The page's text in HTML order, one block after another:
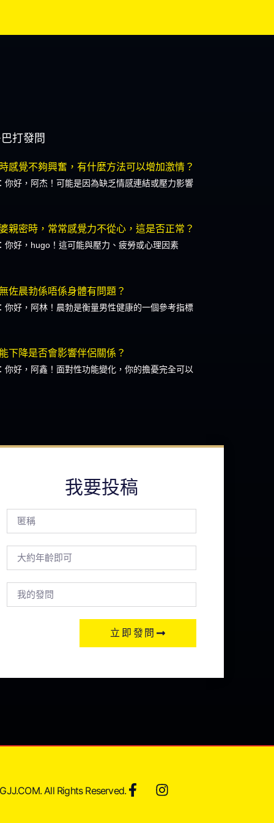
打發問
感覺不夠興奮，有什麼方法可以增加激情？
你好，阿杰！可能是因為缺乏情感連結或壓力影響
親密時，常常感覺力不從心，這是否正常？
你好，hugo！這可能與壓力、疲勞或心理因素
佐晨勃係唔係身體有問題？
你好，阿林！晨勃是衡量男性健康的一個參考指標
下降是否會影響伴侶關係？
你好，阿鑫！面對性功能變化，你的擔憂完全可以
我要投稿
立即發問
All Rights Reserved.